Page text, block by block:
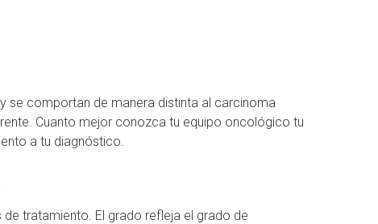
se comportan de manera distinta al carcinoma
Cuanto mejor conozca tu equipo oncológico tu
a tu diagnóstico.
tratamiento. El grado refleja el grado de